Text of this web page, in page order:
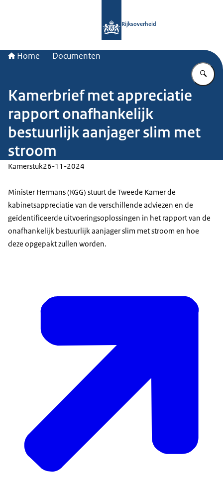
Rijksoverheid
Home Documenten
Kamerbrief met appreciatie
rapport onafhankelijk
bestuurlijk aanjager slim met
stroom
Kamerstuk26-11-2024
Minister Hermans (KGG) stuurt de Tweede Kamer de
kabinetsappreciatie van de verschillende adviezen en de
geïdentificeerde uitvoeringsoplossingen in het rapport van de
onafhankelijk bestuurlijk aanjager slim met stroom en hoe
deze opgepakt zullen worden.